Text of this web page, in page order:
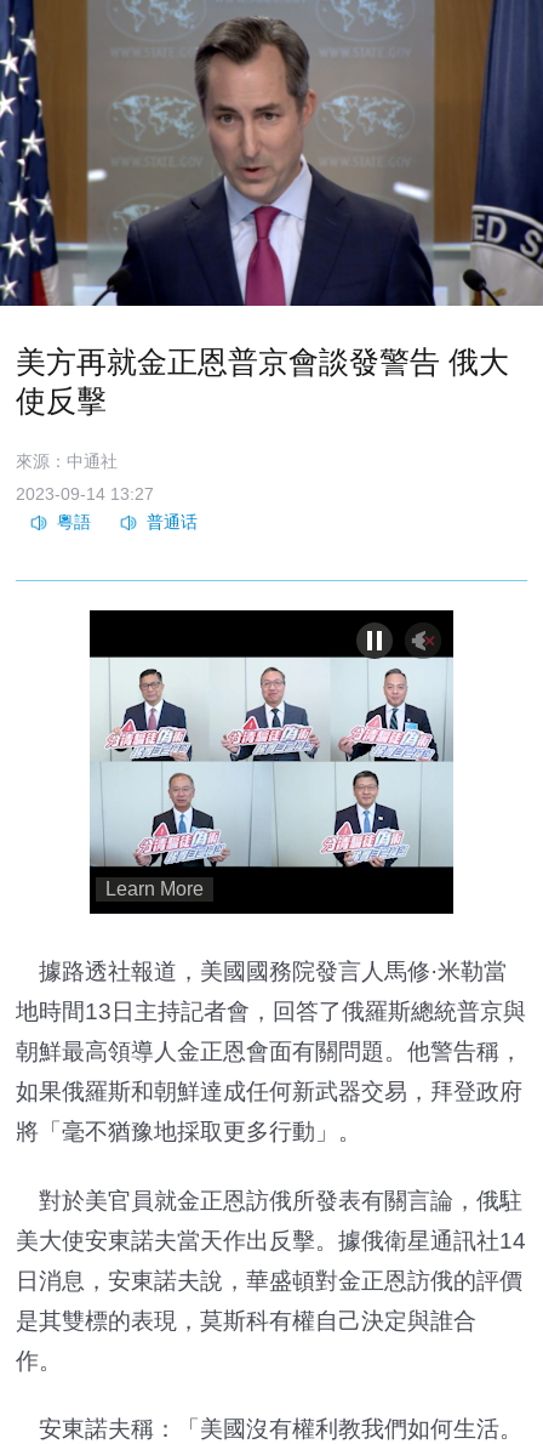
美方再就金正恩普京會談發警告 俄大
使反擊
來源：中通社
2023-09-14 13:27
據路透社報道，美國國務院發言人馬修·米勒當
地時間13日主持記者會，回答了俄羅斯總統普京與
朝鮮最高領導人金正恩會面有關問題。他警告稱，
如果俄羅斯和朝鮮達成任何新武器交易，拜登政府
將「毫不猶豫地採取更多行動」。
對於美官員就金正恩訪俄所發表有關言論，俄駐
美大使安東諾夫當天作出反擊。據俄衛星通訊社14
日消息，安東諾夫說，華盛頓對金正恩訪俄的評價
是其雙標的表現，莫斯科有權自己決定與誰合
作。
安東諾夫稱：「美國沒有權利教我們如何生活。